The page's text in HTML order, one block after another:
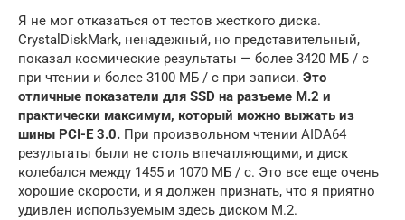
Я не мог отказаться от тестов жесткого диска.
CrystalDiskMark, ненадежный, но представительный,
показал космические результаты — более 3420 МБ / с
при чтении и более 3100 МБ / с при записи. Это
отличные показатели для SSD на разъеме M.2 и
практически максимум, который можно выжать из
шины PCI-E 3.0. При произвольном чтении AIDA64
результаты были не столь впечатляющими, и диск
колебался между 1455 и 1070 МБ / с. Это все еще очень
хорошие скорости, и я должен признать, что я приятно
удивлен используемым здесь диском M.2.